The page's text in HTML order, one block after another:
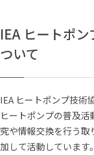
IEA ヒートポ
ついて
IEA ヒートポンプ技術
ヒートポンプの普及
究や情報交換を行う取
加して活動しています